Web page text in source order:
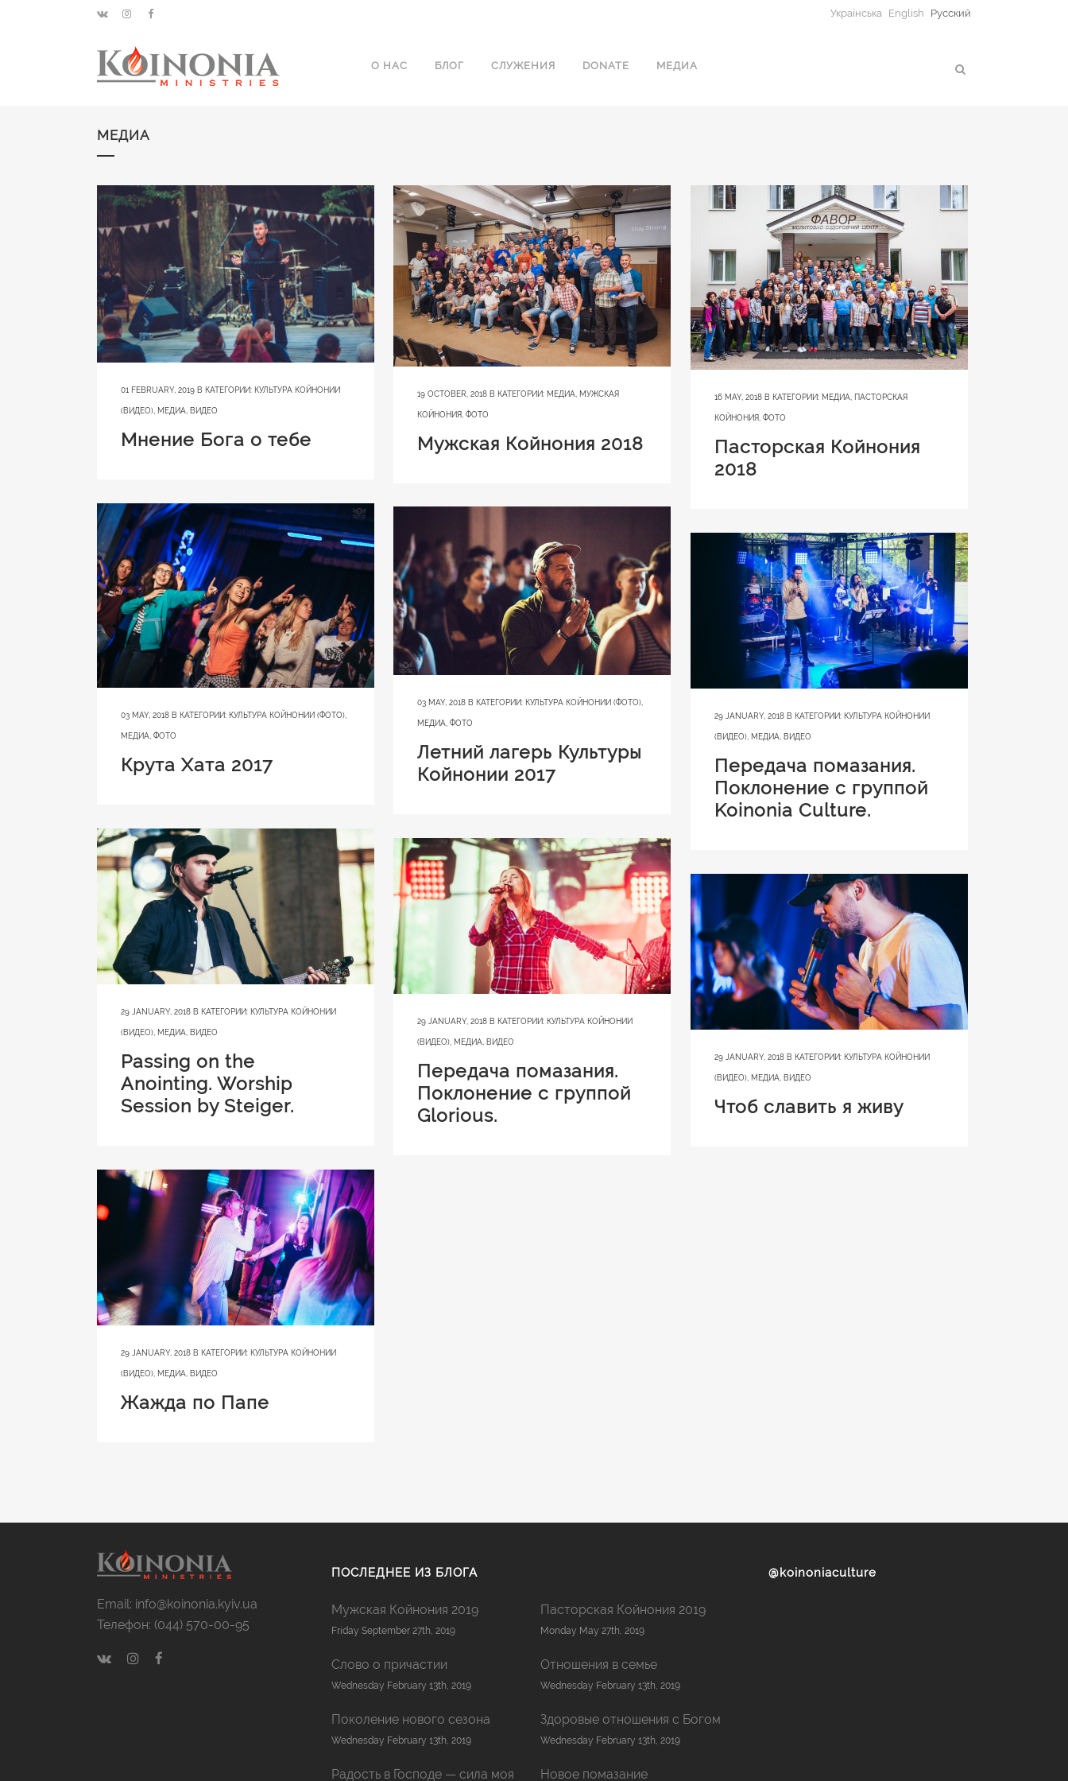
Українська English Русский
О НАС БЛОГ СЛУЖЕНИЯ DONATE МЕДИА
МЕДИА
01 FEBRUARY, 2019 В КАТЕГОРИИ: КУЛЬТУРА КОЙНОНИИ
(ВИДЕО), МЕДИА, ВИДЕО
Мнение Бога о тебе
19 OCTOBER, 2018 В КАТЕГОРИИ: МЕДИА МУЖСКАЯ
КОЙНОНИЯ ФОТО
Мужская Койнония 2018
16 MAY, 2018 В КАТЕГОРИИ: МЕДИА, ПАСТОРСКАЯ
КОЙНОНИЯ, ФОТО
Пасторская Койнония
2018
03 MAY, 2018 В КАТЕГОРИИ: КУЛЬТУРА КОЙНОНИИ (ФОТО),
МЕДИА, ФОТО
Крута Хата 2017
03 MAY, 2018 В КАТЕГОРИИ: КУЛЬТУРА КОЙНОНИИ (ФОТО)
МЕДИА ФОТО
Летний лагерь Культуры
Койнонии 2017
29 JANUARY, 2018 В КАТЕГОРИИ: КУЛЬТУРА КОЙНОНИИ
(ВИДЕО) МЕДИА ВИДЕО
Передача помазания.
Поклонение с группой
Koinonia Culture.
29 JANUARY, 2018 В КАТЕГОРИИ: КУЛЬТУРА КОЙНОНИИ
(ВИДЕО) МЕДИА ВИДЕО
Passing on the
Anointing. Worship
Session by Steiger.
29 JANUARY, 2018 В КАТЕГОРИИ: КУЛЬТУРА КОЙНОНИИ
(ВИДЕО) МЕДИА ВИДЕО
Передача помазания.
Поклонение с группой
Glorious.
29 JANUARY, 2018 В КАТЕГОРИИ: КУЛЬТУРА КОЙНОНИИ
(ВИДЕО) МЕДИА ВИДЕО
Чтоб славить я живу
29 JANUARY, 2018 В КАТЕГОРИИ: КУЛЬТУРА КОЙНОНИИ
(ВИДЕО) МЕДИА ВИДЕО
Жажда по Папе
Email: info@koinonia.kyiv.ua
Телефон: (044) 570-00-95
ПОСЛЕДНЕЕ ИЗ БЛОГА
Мужская Койнония 2019
Friday September 27th, 2019
Пасторская Койнония 2019
Monday May 27th, 2019
Слово о причастии
Wednesday February 13th, 2019
Отношения в семье
Wednesday February 13th, 2019
Поколение нового сезона
Wednesday February 13th, 2019
Здоровые отношения с Богом
Wednesday February 13th, 2019
Радость в Господе — сила моя Новое помазание
@koinoniaculture